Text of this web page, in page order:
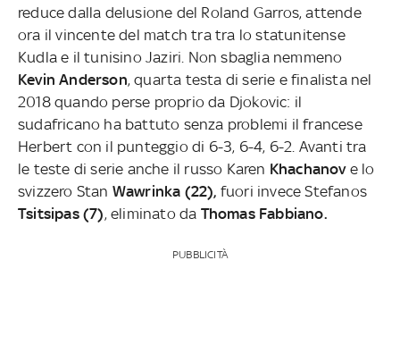
reduce dalla delusione del Roland Garros, attende
ora il vincente del match tra tra lo statunitense
Kudla e il tunisino Jaziri. Non sbaglia nemmeno
Kevin Anderson, quarta testa di serie e finalista nel
2018 quando perse proprio da Djokovic: il
sudafricano ha battuto senza problemi il francese
Herbert con il punteggio di 6-3, 6-4, 6-2. Avanti tra
le teste di serie anche il russo Karen Khachanov e lo
svizzero Stan Wawrinka (22), fuori invece Stefanos
Tsitsipas (7), eliminato da Thomas Fabbiano.
PUBBLICITÀ